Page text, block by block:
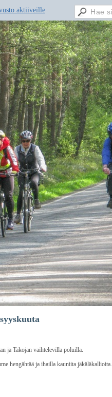
aktiiveille
ja Takojan vaihtelevilla poluilla.
hengähtää ja ihailla kauniita jäkäläkallioita.